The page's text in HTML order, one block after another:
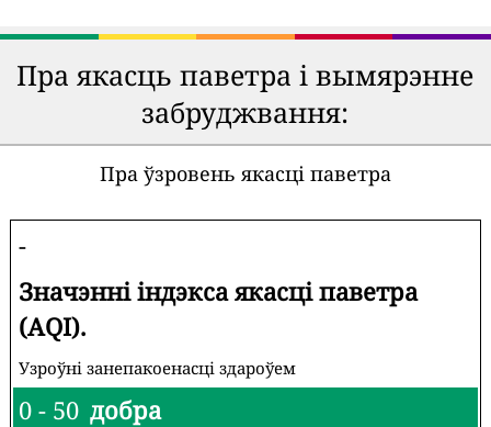
Пра якасць паветра і вымярэнне
забруджвання:
Пра ўзровень якасці паветра
-
Значэнні індэкса якасці паветра
(AQI).
Узроўні занепакоенасці здароўем
0 - 50 добра